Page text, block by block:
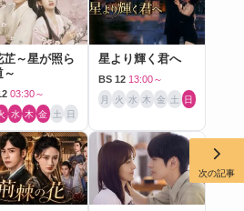
芷～星が照ら
～
03:30～
水 木 金 土 日
星より輝く君へ
BS 12 13:00～
月 火 水 木 金 土 日
次の記事